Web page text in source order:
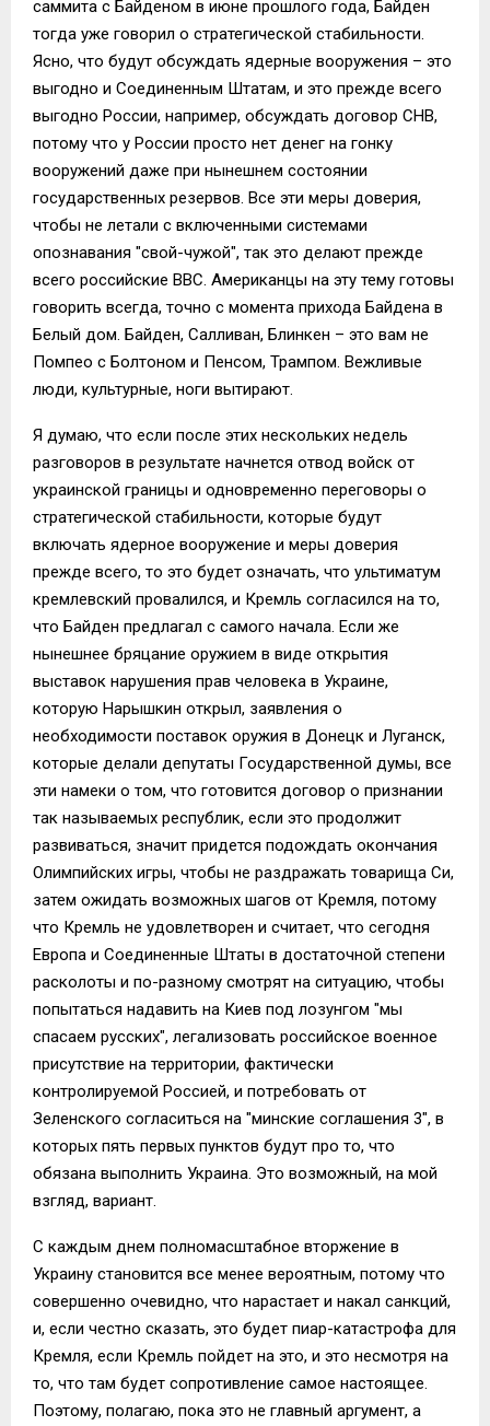
саммита с Байденом в июне прошлого года, Байден
тогда уже говорил о стратегической стабильности.
Ясно, что будут обсуждать ядерные вооружения – это
выгодно и Соединенным Штатам, и это прежде всего
выгодно России, например, обсуждать договор СНВ,
потому что у России просто нет денег на гонку
вооружений даже при нынешнем состоянии
государственных резервов. Все эти меры доверия,
чтобы не летали с включенными системами
опознавания "свой-чужой", так это делают прежде
всего российские ВВС. Американцы на эту тему готовы
говорить всегда, точно с момента прихода Байдена в
Белый дом. Байден, Салливан, Блинкен – это вам не
Помпео с Болтоном и Пенсом, Трампом. Вежливые
люди, культурные, ноги вытирают.
Я думаю, что если после этих нескольких недель
разговоров в результате начнется отвод войск от
украинской границы и одновременно переговоры о
стратегической стабильности, которые будут
включать ядерное вооружение и меры доверия
прежде всего, то это будет означать, что ультиматум
кремлевский провалился, и Кремль согласился на то,
что Байден предлагал с самого начала. Если же
нынешнее бряцание оружием в виде открытия
выставок нарушения прав человека в Украине,
которую Нарышкин открыл, заявления о
необходимости поставок оружия в Донецк и Луганск,
которые делали депутаты Государственной думы, все
эти намеки о том, что готовится договор о признании
так называемых республик, если это продолжит
развиваться, значит придется подождать окончания
Олимпийских игры, чтобы не раздражать товарища Си,
затем ожидать возможных шагов от Кремля, потому
что Кремль не удовлетворен и считает, что сегодня
Европа и Соединенные Штаты в достаточной степени
расколоты и по-разному смотрят на ситуацию, чтобы
попытаться надавить на Киев под лозунгом "мы
спасаем русских", легализовать российское военное
присутствие на территории, фактически
контролируемой Россией, и потребовать от
Зеленского согласиться на "минские соглашения 3", в
которых пять первых пунктов будут про то, что
обязана выполнить Украина. Это возможный, на мой
взгляд, вариант.
С каждым днем полномасштабное вторжение в
Украину становится все менее вероятным, потому что
совершенно очевидно, что нарастает и накал санкций,
и, если честно сказать, это будет пиар-катастрофа для
Кремля, если Кремль пойдет на это, и это несмотря на
то, что там будет сопротивление самое настоящее.
Поэтому, полагаю, пока это не главный аргумент, а